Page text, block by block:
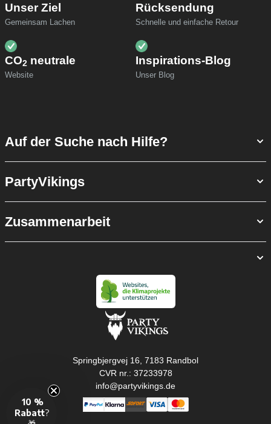
Unser Ziel
Gemeinsam Lachen
Rücksendung
Schnelle und einfache Retour
CO2 neutrale
Website
Inspirations-Blog
Unser Blog
Auf der Suche nach Hilfe?
PartyVikings
Zusammenarbeit
Springbjergvej 16, 7183 Randbol
CVR nr.: 37233978
info@partyvikings.de